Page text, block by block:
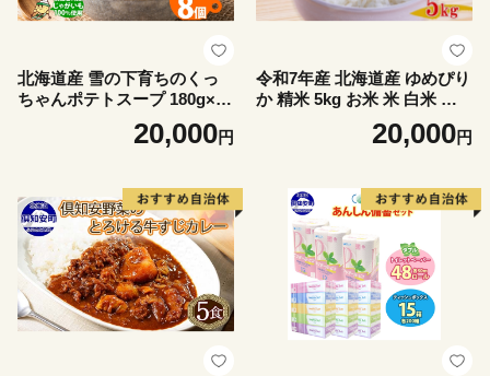
北海道産 雪の下育ちのくっ
ちゃんポテトスープ 180g×8
個 小分け 個包装 レトルト ス
ープ ポタージュ じゃがいも
りべしや ニセコ 北海道 倶知
安町 加工食品 惣菜
20,000円
令和7年産 北海道産 ゆめぴり
か 精米 5kg お米 米 白米 ブ
ランド米 ご飯 ごはん おにぎ
り 主食 産直 贈り物 ギフト備
産地直送
20,000円